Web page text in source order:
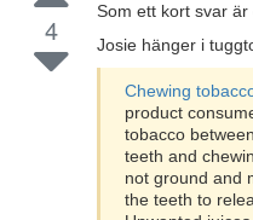
4
Som ett kort svar är
Josie hänger i
Chewing
product
tobacco
teeth and
not ground and
the teeth to